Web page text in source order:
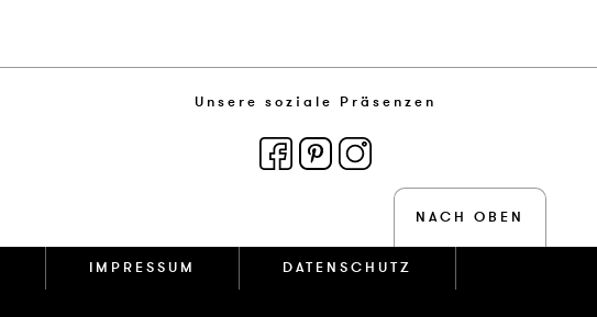
Unsere soziale Präsenzen
NACH OBEN
IMPRESSUM DATENSCHUTZ